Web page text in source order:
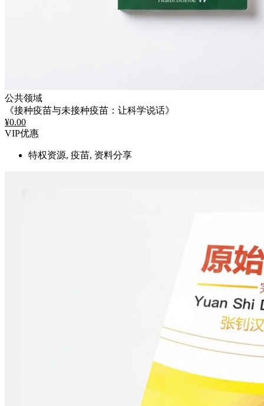
公共领域
《接种疫苗与未接种疫苗：让科学说话》
¥0.00
VIP优惠
特权资源, 疫苗, 资料分享